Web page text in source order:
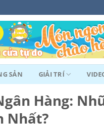
SẢN GIẢI TRÍ
Hàng:
Nhất?